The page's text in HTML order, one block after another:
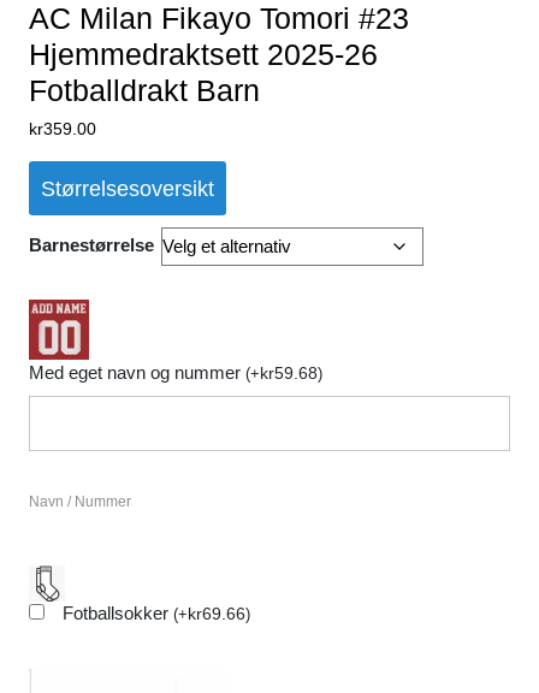
AC Milan Fikayo Tomori #23
Hjemmedraktsett 2025-26
Fotballdrakt Barn
kr359.00
Størrelsesoversikt
Barnestørrelse
Med eget navn og nummer (+kr59.68)
Navn / Nummer
Fotballsokker (+kr69.66)